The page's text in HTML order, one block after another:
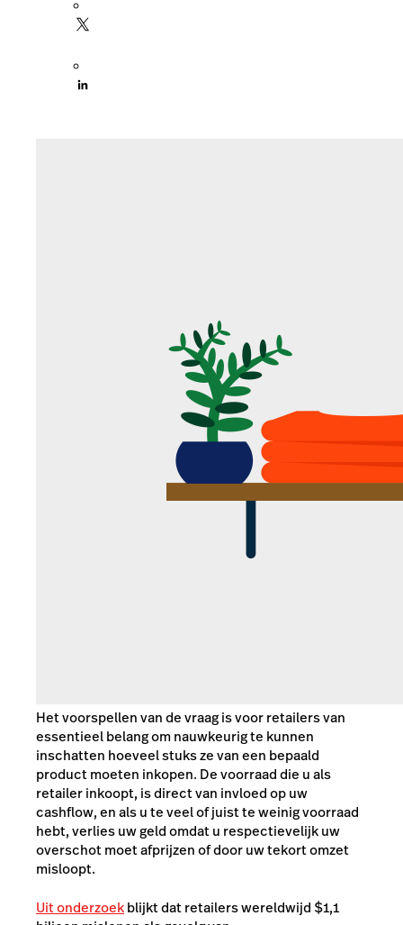
Het voorspellen van de vraag is voor retailers van
essentieel belang om nauwkeurig te kunnen
inschatten hoeveel stuks ze van een bepaald
product moeten inkopen. De voorraad die u als
retailer inkoopt, is direct van invloed op uw
cashflow, en als u te veel of juist te weinig voorraad
hebt, verlies uw geld omdat u respectievelijk uw
overschot moet afprijzen of door uw tekort omzet
misloopt.
Uit onderzoekblijkt dat retailers wereldwijd $1,1